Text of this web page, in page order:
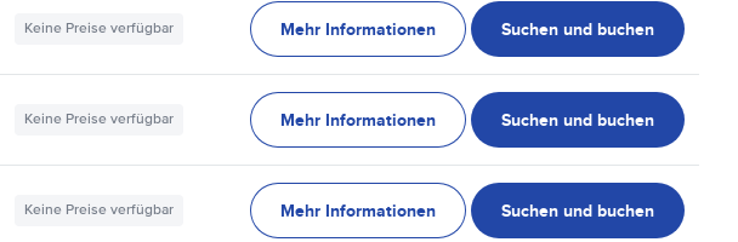
Keine Preise verfügbar Mehr Informationen Suchen und buchen
Keine Preise verfügbar Mehr Informationen Suchen und buchen
Keine Preise verfügbar Mehr Informationen Suchen und buchen